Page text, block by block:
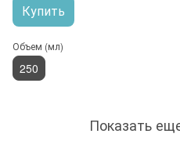
Купить
Объем (мл)
250
Показать